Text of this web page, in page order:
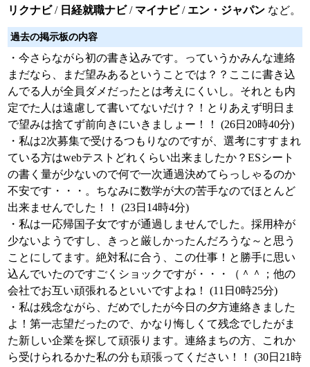
リクナビ/ 日経就職ナビ/ マイナビ/ エン・ジャパン など。
過去の掲示板の内容
・今さらながら初の書き込みです。っていうかみんな連絡
まだなら、まだ望みあるということでは？？ここに書き込
んでる人が全員ダメだったとは考えにくいし。それとも内
定でた人は遠慮して書いてないだけ？！とりあえず明日ま
で望みは捨てず前向きにいきましょー！！ (26日20時40分)
・私は2次募集で受けるつもりなのですが、選考にすすまれ
ている方はwebテストどれくらい出来ましたか？ESシート
の書く量が少ないので何で一次通過決めてらっしゃるのか
不安です・・・。ちなみに数学が大の苦手なのでほとんど
出来ませんでした！！ (23日14時4分)
・私は一応帰国子女ですが通過しませんでした。採用枠が
少ないようですし、きっと厳しかったんだろうな～と思う
ことにしてます。絶対私に合う、この仕事！と勝手に思い
込んでいたのですごくショックですが・・・（＾＾；他の
会社でお互い頑張れるといいですよね！ (11日0時25分)
・私は残念ながら、だめでしたが今日の夕方連絡きました
よ！第一志望だったので、かなり悔しくて残念でしたがま
た新しい企業を探して頑張ります。連絡まちの方、これか
ら受けられるかた私の分も頑張ってください！！ (30日21時